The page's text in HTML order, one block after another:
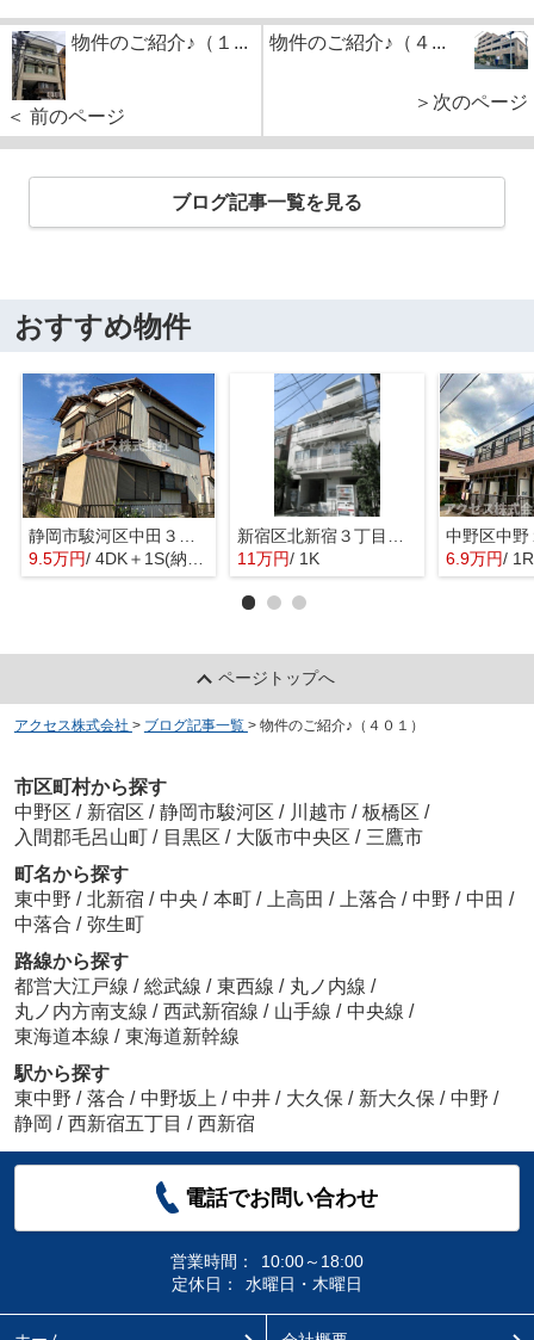
物件のご紹介♪（１...
＜ 前のページ
物件のご紹介♪（４...
＞次のページ
ブログ記事一覧を見る
おすすめ物件
9.5万円/ 4DK＋1S(納戸)
11万円/ 1K 6.9万円/ 1R
ページトップへ
アクセス株式会社 > ブログ記事一覧 > 物件のご紹介♪（４０１）
市区町村から探す
中野区 / 新宿区 / 静岡市駿河区 / 川越市 / 板橋区 /
入間郡毛呂山町 / 目黒区 / 大阪市中央区 / 三鷹市
町名から探す
東中野 / 北新宿 / 中央 / 本町 / 上高田 / 上落合 / 中野 / 中田 /
中落合 / 弥生町
路線から探す
都営大江戸線 / 総武線 / 東西線 / 丸ノ内線 /
丸ノ内方南支線 / 西武新宿線 / 山手線 / 中央線 /
東海道本線 / 東海道新幹線
駅から探す
東中野 / 落合 / 中野坂上 / 中井 / 大久保 / 新大久保 / 中野 /
静岡 / 西新宿五丁目 / 西新宿
電話でお問い合わせ
営業時間：
10:00～18:00
定休日：
水曜日・木曜日